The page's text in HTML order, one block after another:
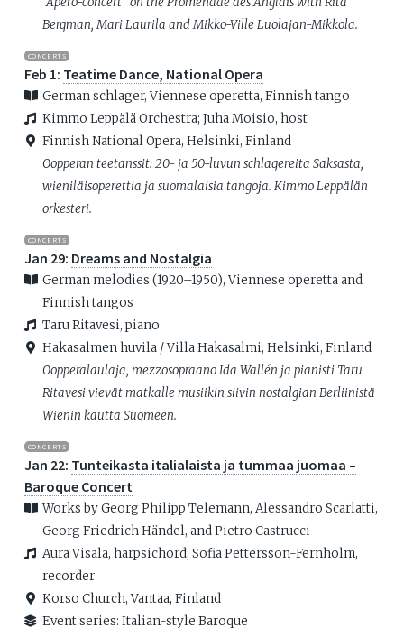
Bergman, Mari Laurila and Mikko-Ville Luolajan-Mikkola.
CONCERTS
Feb 1: Teatime Dance, National Opera
German schlager, Viennese operetta, Finnish tango
Kimmo Leppälä Orchestra; Juha Moisio, host
Finnish National Opera, Helsinki, Finland
Oopperan teetanssit: 20- ja 50-luvun schlagereita Saksasta,
wieniläisoperettia ja suomalaisia tangoja. Kimmo Leppälän
orkesteri.
CONCERTS
Jan 29: Dreams and Nostalgia
German melodies (1920–1950), Viennese operetta and
Finnish tangos
Taru Ritavesi, piano
Hakasalmen huvila / Villa Hakasalmi, Helsinki, Finland
Oopperalaulaja, mezzosopraano Ida Wallén ja pianisti Taru
Ritavesi vievät matkalle musiikin siivin nostalgian Berliinistä
Wienin kautta Suomeen.
CONCERTS
Jan 22: Tunteikasta italialaista ja tummaa juomaa –
Baroque Concert
Works by Georg Philipp Telemann, Alessandro Scarlatti,
Georg Friedrich Händel, and Pietro Castrucci
Aura Visala, harpsichord; Sofia Pettersson-Fernholm,
recorder
Korso Church, Vantaa, Finland
Event series: Italian-style Baroque